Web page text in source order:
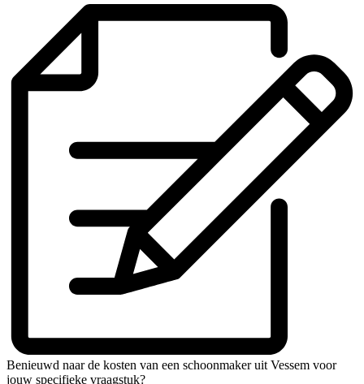
Benieuwd naar de kosten van een schoonmaker uit Vessem voor
jouw specifieke vraagstuk?